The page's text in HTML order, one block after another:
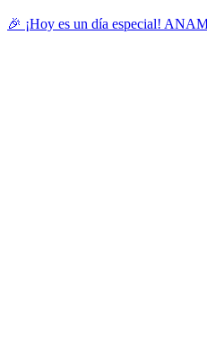
🎉 ¡Hoy es un día especial!